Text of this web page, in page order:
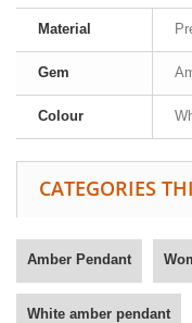
Material
Gem
Colour
CATEGORIES
Amber Pendant
White amber pendant